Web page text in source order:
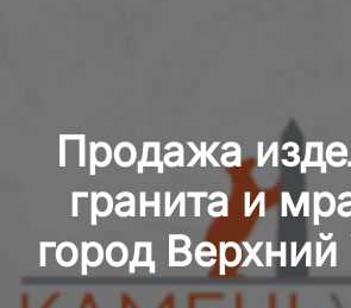
Продажа
гранита и
город